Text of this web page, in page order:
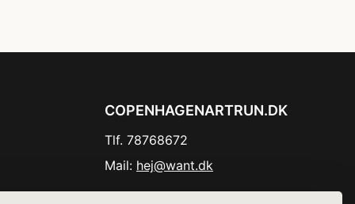
COPENHAGENARTRUN.DK
Tlf. 78768672
Mail: hej@want.dk